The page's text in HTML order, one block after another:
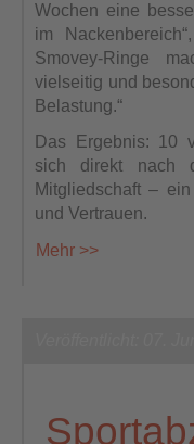
Wochen eine
im
Smovey-Ringe
vielseitig und
Belastung.“
Das Ergebnis: 10
sich direkt nach
Mitgliedschaft –
und Vertrauen.
Mehr >>